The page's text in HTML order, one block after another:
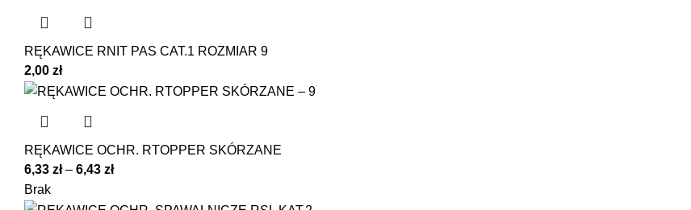
RĘKAWICE RNIT PAS CAT.1 ROZMIAR 9
2,00 zł
RĘKAWICE OCHR. RTOPPER SKÓRZANE
6,33 zł– 6,43 zł
Brak